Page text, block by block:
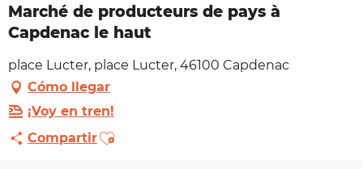
Marché de producteurs de pays à
Capdenac le haut
place Lucter, place Lucter, 46100 Capdenac
Cómo llegar
¡Voy en tren!
CompartirAjouter aux favoris